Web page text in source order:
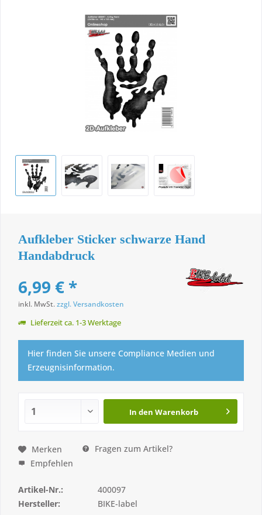
Aufkleber Sticker schwarze Hand
Handabdruck
6,99 € *
inkl. MwSt.zzgl. Versandkosten
Lieferzeit ca. 1-3 Werktage
Hier finden Sie unsere Compliance Medien und
Erzeugnisinformation.
In den Warenkorb
Merken
Fragen zum Artikel?
Empfehlen
Artikel-Nr.:
400097
Hersteller:
BIKE-label